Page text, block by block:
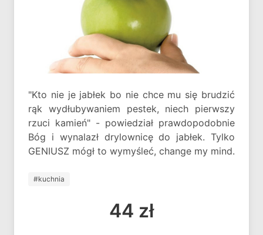
"Kto nie je jabłek bo nie chce mu się brudzić
rąk wydłubywaniem pestek, niech pierwszy
rzuci kamień" - powiedział prawdopodobnie
Bóg i wynalazł drylownicę do jabłek. Tylko
GENIUSZ mógł to wymyśleć, change my mind.
#kuchnia
44 zł